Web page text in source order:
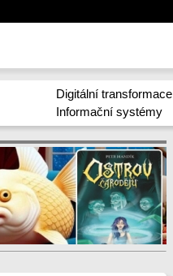
Digitální transformace
Informační systémy